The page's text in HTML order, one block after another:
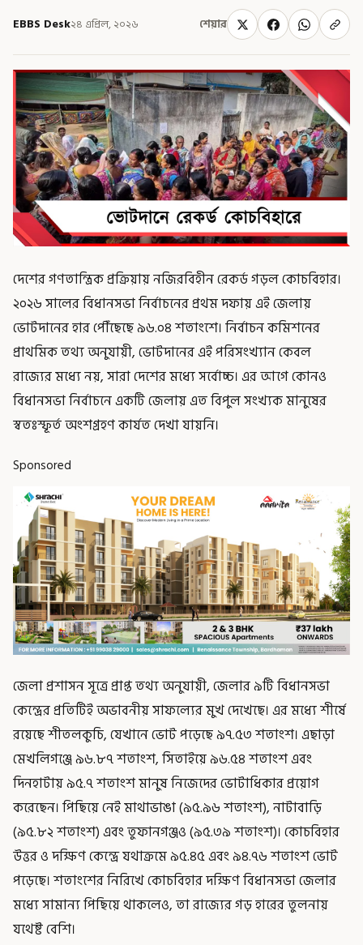
EBBS Desk২৪ এপ্রিল, ২০২৬ শেয়ার
দেশের গণতান্ত্রিক প্রক্রিয়ায় নজিরবিহীন রেকর্ড গড়ল কোচবিহার।
২০২৬ সালের বিধানসভা নির্বাচনের প্রথম দফায় এই জেলায়
ভোটদানের হার পৌঁছেছে ৯৬.০৪ শতাংশে। নির্বাচন কমিশনের
প্রাথমিক তথ্য অনুযায়ী, ভোটদানের এই পরিসংখ্যান কেবল
রাজ্যের মধ্যে নয়, সারা দেশের মধ্যে সর্বোচ্চ। এর আগে কোনও
বিধানসভা নির্বাচনে একটি জেলায় এত বিপুল সংখ্যক মানুষের
স্বতঃস্ফূর্ত অংশগ্রহণ কার্যত দেখা যায়নি।
Sponsored
জেলা প্রশাসন সূত্রে প্রাপ্ত তথ্য অনুযায়ী, জেলার ৯টি বিধানসভা
কেন্দ্রের প্রতিটিই অভাবনীয় সাফল্যের মুখ দেখেছে। এর মধ্যে শীর্ষে
রয়েছে শীতলকুচি, যেখানে ভোট পড়েছে ৯৭.৫৩ শতাংশ। এছাড়া
মেখলিগঞ্জে ৯৬.৮৭ শতাংশ, সিতাইয়ে ৯৬.৫৪ শতাংশ এবং
দিনহাটায় ৯৫.৭ শতাংশ মানুষ নিজেদের ভোটাধিকার প্রয়োগ
করেছেন। পিছিয়ে নেই মাথাভাঙা (৯৫.৯৬ শতাংশ), নাটাবাড়ি
(৯৫.৮২ শতাংশ) এবং তুফানগঞ্জও (৯৫.৩৯ শতাংশ)। কোচবিহার
উত্তর ও দক্ষিণ কেন্দ্রে যথাক্রমে ৯৫.৪৫ এবং ৯৪.৭৬ শতাংশ ভোট
পড়েছে। শতাংশের নিরিখে কোচবিহার দক্ষিণ বিধানসভা জেলার
মধ্যে সামান্য পিছিয়ে থাকলেও, তা রাজ্যের গড় হারের তুলনায়
যথেষ্ট বেশি।